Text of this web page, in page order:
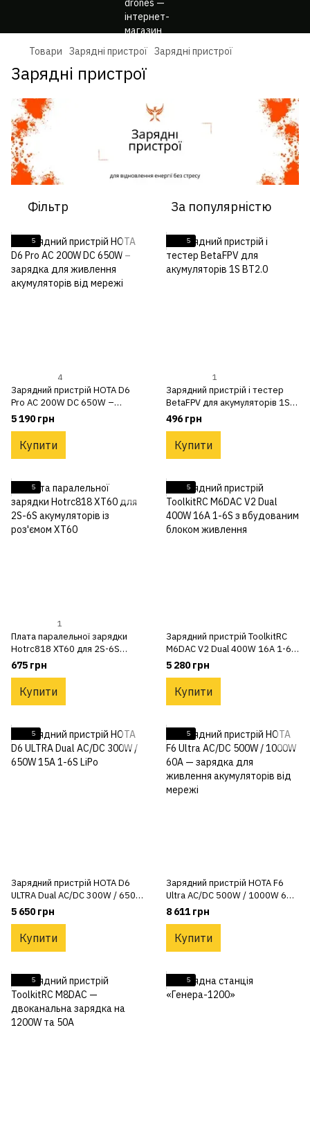
Товари Зарядні пристрої Зарядні пристрої
Зарядні пристрої
Фільтр За популярністю
5
4
Зарядний пристрій HOTA D6
Pro AC 200W DC 650W –
зарядка для живлення
акумуляторів від мережі
5 190 грн
Купити
5
1
Зарядний пристрій і тестер
BetaFPV для акумуляторів 1S
BT2.0
496 грн
Купити
5
1
Плата паралельної зарядки
Hotrc818 XT60 для 2S-6S
акумуляторів із роз'ємом XT60
675 грн
Купити
5
Зарядний пристрій ToolkitRC
M6DAC V2 Dual 400W 16A 1-6S
з вбудованим блоком
живлення
5 280 грн
Купити
5
Зарядний пристрій HOTA D6
ULTRA Dual AC/DC 300W / 650W
15A 1-6S LiPo
5 650 грн
Купити
5
Зарядний пристрій HOTA F6
Ultra AC/DC 500W / 1000W 60A
— зарядка для живлення
акумуляторів від мережі
8 611 грн
Купити
5 5